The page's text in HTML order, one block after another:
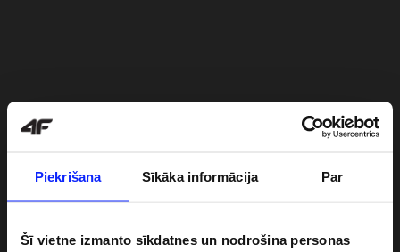
Piekrišana Sīkāka informācija Par
Šī vietne izmanto sīkdatnes un nodrošina personas